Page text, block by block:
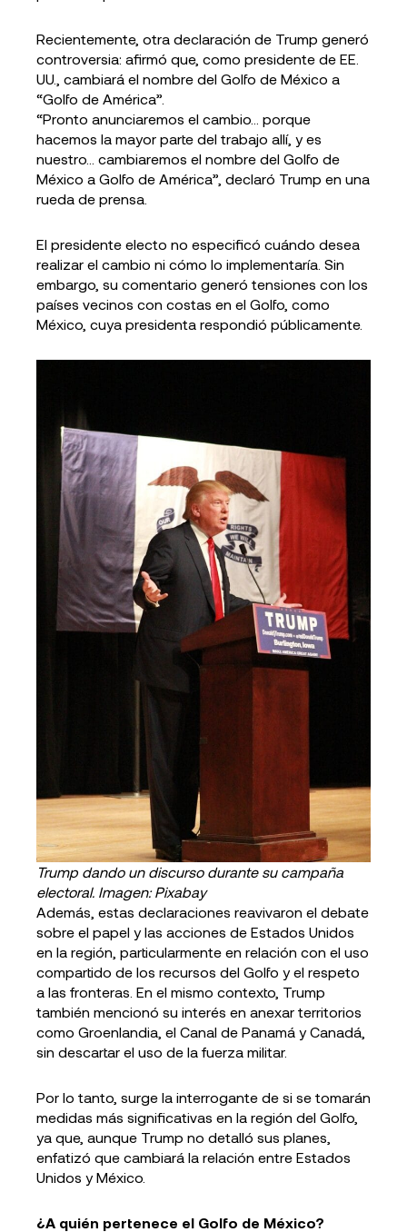
Recientemente, otra declaración de Trump generó
controversia: afirmó que, como presidente de EE.
UU., cambiará el nombre del Golfo de México a
“Golfo de América”.
“Pronto anunciaremos el cambio… porque
hacemos la mayor parte del trabajo allí, y es
nuestro… cambiaremos el nombre del Golfo de
México a Golfo de América”, declaró Trump en una
rueda de prensa.
El presidente electo no especificó cuándo desea
realizar el cambio ni cómo lo implementaría. Sin
embargo, su comentario generó tensiones con los
países vecinos con costas en el Golfo, como
México, cuya presidenta respondió públicamente.
Trump dando un discurso durante su campaña
electoral. Imagen: Pixabay
Además, estas declaraciones reavivaron el debate
sobre el papel y las acciones de Estados Unidos
en la región, particularmente en relación con el uso
compartido de los recursos del Golfo y el respeto
a las fronteras. En el mismo contexto, Trump
también mencionó su interés en anexar territorios
como Groenlandia, el Canal de Panamá y Canadá,
sin descartar el uso de la fuerza militar.
Por lo tanto, surge la interrogante de si se tomarán
medidas más significativas en la región del Golfo,
ya que, aunque Trump no detalló sus planes,
enfatizó que cambiará la relación entre Estados
Unidos y México.
¿A quién pertenece el Golfo de México?